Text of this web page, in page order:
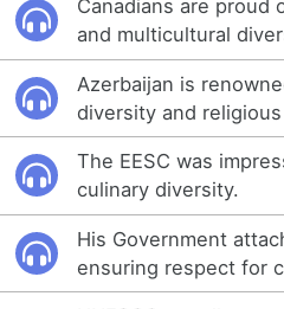
Canadians are proud
and multicultural
Azerbaijan is
diversity and
The EESC was
culinary diversity.
His Government
ensuring respect for